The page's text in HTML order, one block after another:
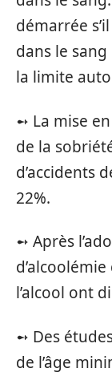
démarrée
dans le
la limite
➻ La mise
de la
d’accidents
22%.
➻ Après
l’alcool ont
➻ Des
de l’âge